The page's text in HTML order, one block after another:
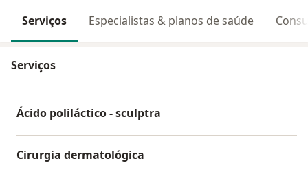
Serviços Especialistas & planos de saúde
Serviços
Ácido poliláctico - sculptra
Cirurgia dermatológica